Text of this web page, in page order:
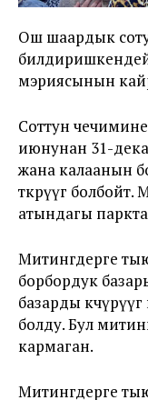
Ош шаардык
мэриясынын
Соттун
июнунан 31-
жана калаанын
өткөрүүгө
атындагы паркта
Митингдерге
борбордук
базарды
болду. Бул
кармаган.
Митингдерге